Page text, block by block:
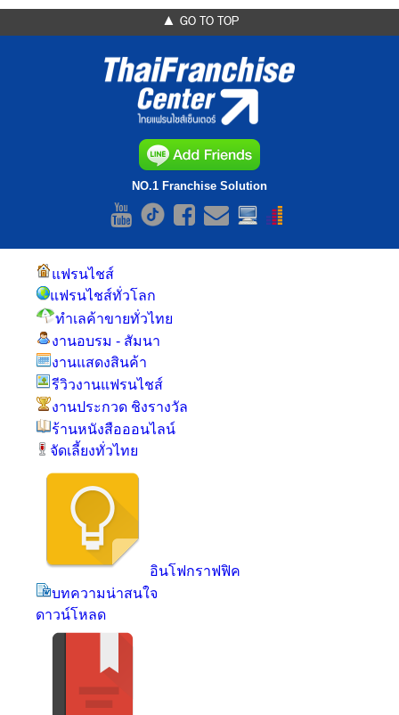
▲ GO TO TOP
NO.1 Franchise Solution
แฟรนไชส์
แฟรนไชส์ทั่วโลก
ทำเลค้าขายทั่วไทย
งานอบรม - สัมนา
งานแสดงสินค้า
รีวิวงานแฟรนไชส์
งานประกวด ชิงรางวัล
ร้านหนังสือออนไลน์
จัดเลี้ยงทั่วไทย
อินโฟกราฟฟิค
บทความน่าสนใจ
ดาวน์โหลด